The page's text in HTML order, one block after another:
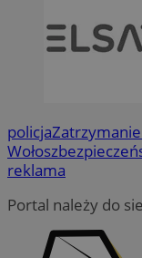
policjaZatrzymanie
Wołosz
reklama
Portal należy do